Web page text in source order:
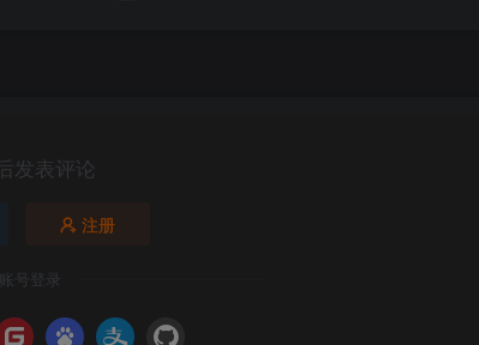
发表评论
注册
号登录